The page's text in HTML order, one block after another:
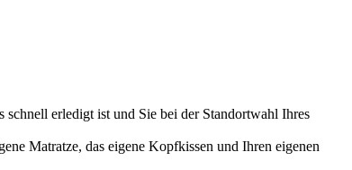
erledigt ist und Sie bei der Standortwahl Ihres
Matratze, das eigene Kopfkissen und Ihren eigenen